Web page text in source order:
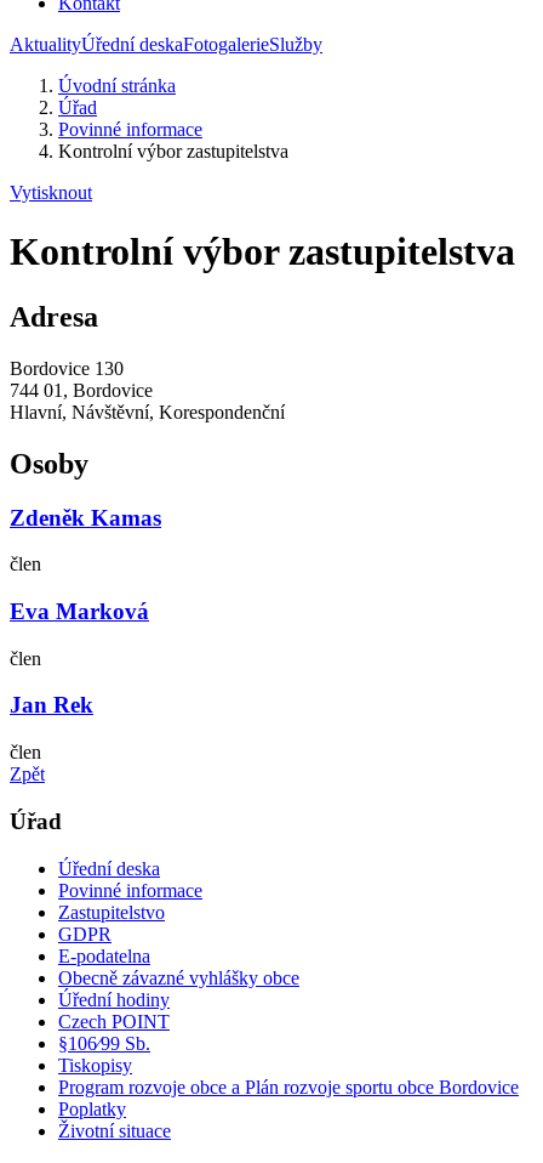
AktualityÚřední deskaFotogalerieSlužby
Úvodní stránka
Úřad
Povinné informace
Kontrolní výbor zastupitelstva
Vytisknout
Kontrolní výbor zastupitelstva
Adresa
Bordovice 130
744 01, Bordovice
Hlavní, Návštěvní, Korespondenční
Osoby
Zdeněk Kamas
člen
Eva Marková
člen
Jan Rek
člen
Zpět
Úřad
Úřední deska
Povinné informace
Zastupitelstvo
GDPR
E-podatelna
Obecně závazné vyhlášky obce
Úřední hodiny
Czech POINT
§106⁄99 Sb.
Tiskopisy
Program rozvoje obce a Plán rozvoje sportu obce Bordovice
Poplatky
Životní situace